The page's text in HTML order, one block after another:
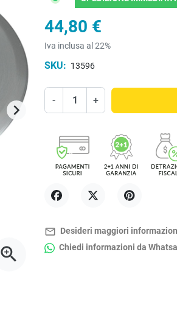
Successivo
keyboard_arrow_right
zoom_in
44,80 €
Iva inclusa al 22%
SKU: 13596
- +
mail_outline Desideri maggiori
Chiedi informazioni da